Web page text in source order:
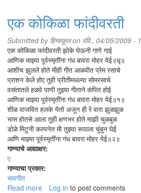
मंगलवार
एक कोकिळा फांदीवरती
Submitted by हिम्सकूलon रवि., 04/05/2009 -
एक कोकिळा फांदीवरती झोके घेऊनी गाणे गाई
आणिक माझ्या पूर्वस्मृतींना गंध बावरा मोहर येई॥धृ॥
आशीच झुलले होते मीही गीत आळवीत प्रेम रसाचे
प्राशन केले होए तूही प्रीतीमधल्या सोमरसाचे
वसंतातले हळवे पाणी तुझ्या गीताने कंपित होई
आणिक माझ्या पूर्वस्मृतींना गंध बावरा मोहर येई॥१॥
शीळ वाजवित हलके येतो अजून ही रे वारा झुळझुळ
भास होतसे आला तूही क्षणभर होते माझी चुळबुळ
डोळे मिटुनी कल्पनेत मी तुझ्या रूपाला चुंबुन घेई
आणि माझ्या पूर्वस्मृतींना गंध बावरा मोहर येई॥२॥
गाण्याचे आद्याक्षर:
ए
गाण्याचा प्रकार:
भावगीत
Read more about
Log in to post comments